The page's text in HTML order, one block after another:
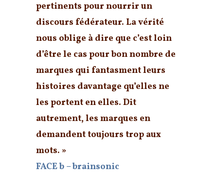
pertinents pour nourrir un
discours fédérateur. La vérité
nous oblige à dire que c’est loin
d’être le cas pour bon nombre de
marques qui fantasment leurs
histoires davantage qu’elles ne
les portent en elles. Dit
autrement, les marques en
demandent toujours trop aux
mots. »
FACE b – brainsonic